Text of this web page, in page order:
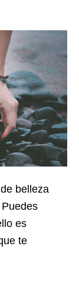
belleza
es
te